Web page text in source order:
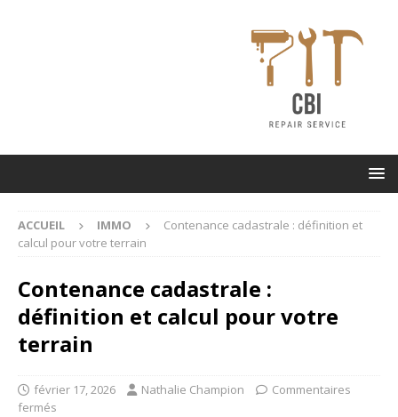
ACCUEIL IMMO
Contenance cadastrale : définition et
calcul pour votre terrain
Contenance cadastrale :
définition et calcul pour votre
terrain
février 17, 2026 Nathalie Champion
Commentaires
fermés